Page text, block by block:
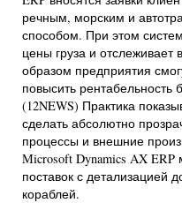
речным, морским и
способом. При этом
цены груза и
образом предприятия
повысить рентабельность
(12NEWS) Практика
сделать абсолютно
процессы и внешние
Microsoft Dynamics AX
поставок с детализацией
кораблей.